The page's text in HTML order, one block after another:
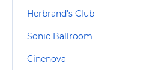
Herbrand's Club
Sonic Ballroom
Cinenova